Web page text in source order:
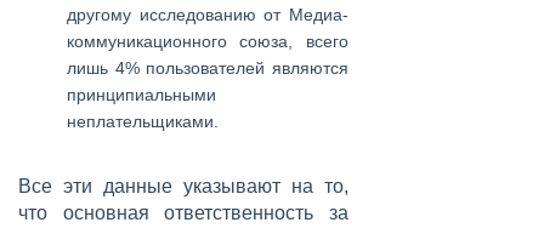
другому исследованию от Медиа-
коммуникационного союза, всего
лишь 4% пользователей являются
принципиальными
неплательщиками.
Все эти данные указывают на то,
что основная ответственность за